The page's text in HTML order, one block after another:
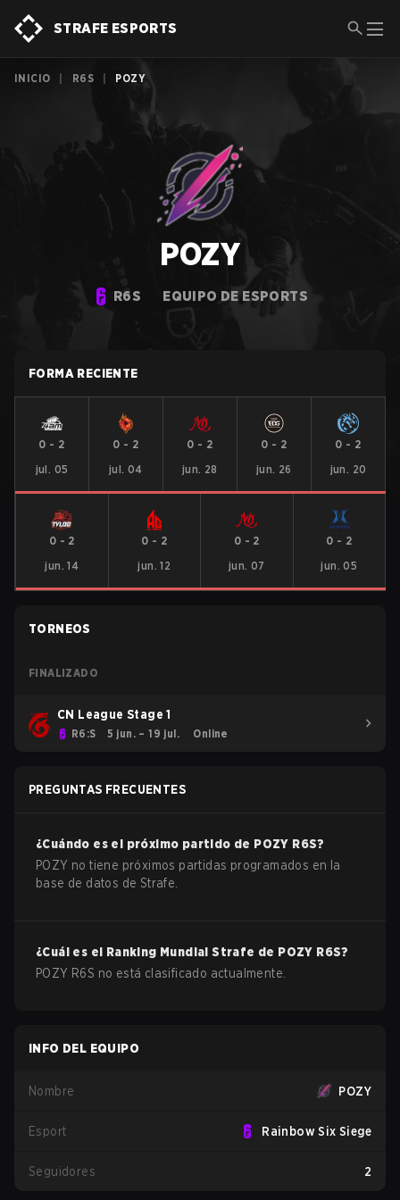
STRAFE ESPORTS
INICIO R6S POZY
POZY
R6S EQUIPO DE ESPORTS
FORMA RECIENTE
0 - 2
jul. 05
0 - 2
jul. 04
0 - 2
jun. 28
0 - 2
jun. 26
0 - 2
jun. 20
0 - 2
jun. 14
0 - 2
jun. 12
0 - 2
jun. 07
0 - 2
jun. 05
TORNEOS
FINALIZADO
CN League Stage 1
R6:S 5 jun. – 19 jul. Online
PREGUNTAS FRECUENTES
¿Cuándo es el próximo partido de POZY R6S?
POZY no tiene próximos partidas programados en la
base de datos de Strafe.
¿Cuál es el Ranking Mundial Strafe de POZY R6S?
POZY R6S no está clasificado actualmente.
INFO DEL EQUIPO
Nombre POZY
Esport Rainbow Six Siege
Seguidores 2